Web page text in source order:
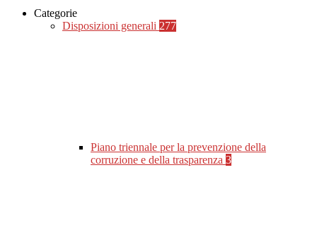
Categorie
Disposizioni generali 277
Piano triennale per la prevenzione della
corruzione e della trasparenza 3